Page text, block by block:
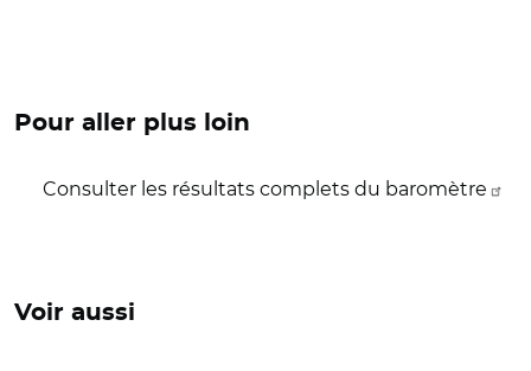
Pour aller plus loin
Consulter les résultats complets du baromètre
Voir aussi